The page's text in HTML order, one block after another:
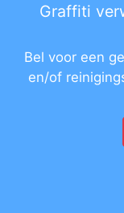
Graffiti
Bel voor een
en/of